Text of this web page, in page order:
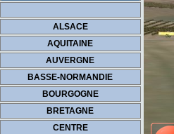
ALSACE
AQUITAINE
AUVERGNE
BASSE-NORMANDIE
BOURGOGNE
BRETAGNE
CENTRE